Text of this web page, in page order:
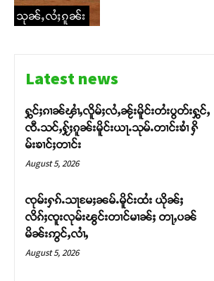
သုၼ်ႇလႆႈၵူၼ်း
Latest news
ႁွင်ႈၵၢၼ်ၾၢႆႇလိူမ်ႈလႆႇၼႂ်းမိူင်းတႆးပွတ်းႁွင်ႇ
ၸီႉသင်ႇႁႂ်ႈၵူၼ်းမိူင်းယႃႉသုမ်ႉတၢင်းၶၢႆ ႁိ
မ်းၶၢင်ႈတၢင်း
August 5, 2026
ၸုမ်းႁၵ်ႉသႃမႄႈၼမ်ႉမိူင်းထႆး ယိုၼ်ႈ
လိၵ်ႈၸူးလုမ်းၽွင်းတၢင်မၢၼ်ႈ တႃႇပၼ်
မိၼ်းဢွင်ႇလၢႆႇ
August 5, 2026